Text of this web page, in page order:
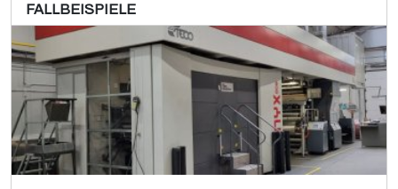
TOTANI BH-60DLLS
Bag making
FALLBEISPIELE